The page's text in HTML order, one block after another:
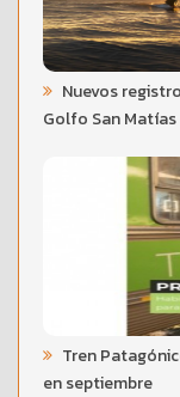
Nuevos
Golfo San Matías
Tren
en septiembre